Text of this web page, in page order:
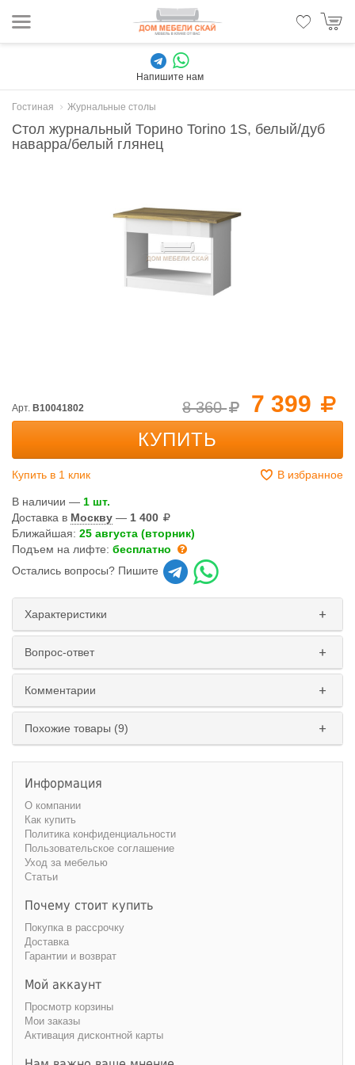
Напишите нам
Гостиная Журнальные столы
Стол журнальный Торино Torino 1S, белый/дуб
наварра/белый глянец
7 399
8 360
Арт. B10041802
КУПИТЬ
Купить в 1 клик В избранное
В наличии — 1 шт.
Доставка в Москву — 1 400
Ближайшая: 25 августа (вторник)
Подъем на лифте: бесплатно
Остались вопросы? Пишите
Характеристики
Вопрос-ответ
Комментарии
Похожие товары (9)
Информация
О компании
Как купить
Политика конфиденциальности
Пользовательское соглашение
Уход за мебелью
Статьи
Почему стоит купить
Покупка в рассрочку
Доставка
Гарантии и возврат
Мой аккаунт
Просмотр корзины
Мои заказы
Активация дисконтной карты